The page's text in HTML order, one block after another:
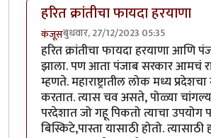
हरित क्रांतीचा फायदा हरयाणा
कंजूसबुधवार, 27/12/2023 05:35
हरित क्रांतीचा फायदा हरयाणा आणि
झाला. पण आता पंजाब सरकार आमचं
म्हणते. महाराष्ट्रातील लोक मध्य
करतात. त्यास चव असते, पोळ्या
परदेशात जो गहू पिकतो त्याचा उपयोग
बिस्किटे,पास्ता यासाठी होतो.